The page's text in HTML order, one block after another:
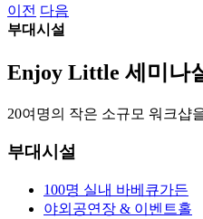
이전 다음
부대시설
Enjoy Little 세미나
20여명의 작은 소규모 워크샵
부대시설
100명 실내 바베큐가든
야외공연장 & 이벤트홀